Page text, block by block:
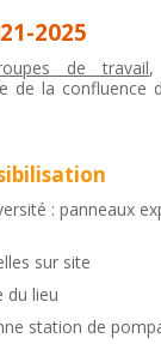
2025
de travail,
de la confluence
: panneaux
sur site
du lieu
station de